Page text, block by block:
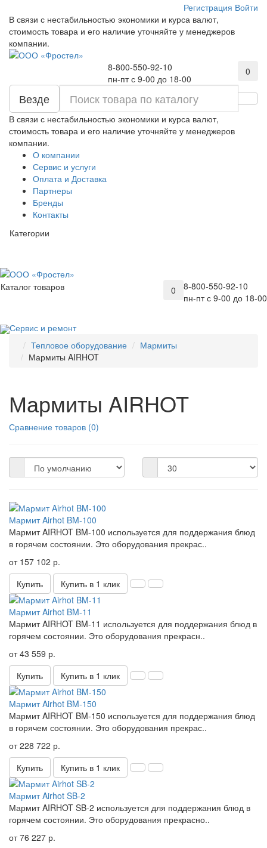
Регистрация Войти
В связи с нестабильностью экономики и курса валют,
стоимость товара и его наличие уточняйте у менеджеров
компании.
8-800-550-92-10
пн-пт с 9-00 до 18-00
0
Везде
В связи с нестабильностью экономики и курса валют,
стоимость товара и его наличие уточняйте у менеджеров
компании.
О компании
Сервис и услуги
Оплата и Доставка
Партнеры
Бренды
Контакты
Категории
8-800-550-92-10
пн-пт с 9-00 до 18-00
0
Каталог товаров
Сервис и ремонт
Тепловое оборудование
Мармиты
Мармиты AIRHOT
Мармиты AIRHOT
Сравнение товаров (0)
Мармит Airhot BM-100
Мармит AIRHOT BM-100 используется для поддержания блюд
в горячем состоянии. Это оборудования прекрас..
от 157 102 р.
Купить
Купить в 1 клик
Мармит Airhot BM-11
Мармит AIRHOT BM-11 используется для поддержания блюд в
горячем состоянии. Это оборудования прекрасн..
от 43 559 р.
Купить
Купить в 1 клик
Мармит Airhot BM-150
Мармит AIRHOT BM-150 используется для поддержания блюд
в горячем состоянии. Это оборудования прекрас..
от 228 722 р.
Купить
Купить в 1 клик
Мармит Airhot SB-2
Мармит AIRHOT SB-2 используется для поддержания блюд в
горячем состоянии. Это оборудования прекрасно..
от 76 227 р.